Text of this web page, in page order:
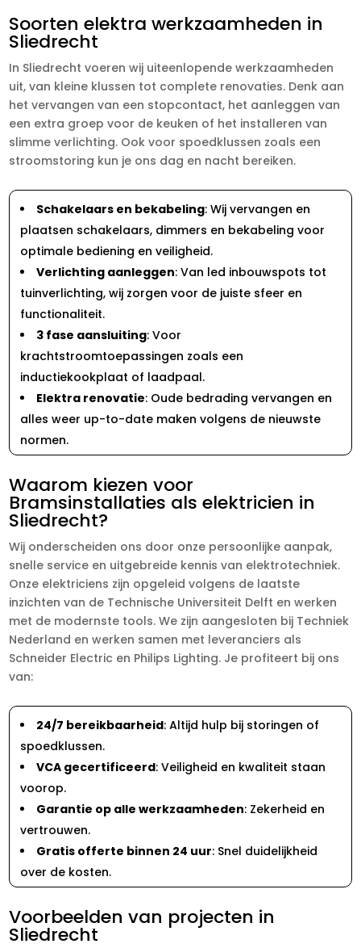
Soorten elektra werkzaamheden in
Sliedrecht
In Sliedrecht voeren wij uiteenlopende werkzaamheden
uit, van kleine klussen tot complete renovaties. Denk aan
het vervangen van een stopcontact, het aanleggen van
een extra groep voor de keuken of het installeren van
slimme verlichting. Ook voor spoedklussen zoals een
stroomstoring kun je ons dag en nacht bereiken.
Schakelaars en bekabeling: Wij vervangen en
plaatsen schakelaars, dimmers en bekabeling voor
optimale bediening en veiligheid.
Verlichting aanleggen: Van led inbouwspots tot
tuinverlichting, wij zorgen voor de juiste sfeer en
functionaliteit.
3 fase aansluiting: Voor
krachtstroomtoepassingen zoals een
inductiekookplaat of laadpaal.
Elektra renovatie: Oude bedrading vervangen en
alles weer up-to-date maken volgens de nieuwste
normen.
Waarom kiezen voor
Bramsinstallaties als elektricien in
Sliedrecht?
Wij onderscheiden ons door onze persoonlijke aanpak,
snelle service en uitgebreide kennis van elektrotechniek.
Onze elektriciens zijn opgeleid volgens de laatste
inzichten van de Technische Universiteit Delft en werken
met de modernste tools. We zijn aangesloten bij Techniek
Nederland en werken samen met leveranciers als
Schneider Electric en Philips Lighting. Je profiteert bij ons
van:
24/7 bereikbaarheid: Altijd hulp bij storingen of
spoedklussen.
VCA gecertificeerd: Veiligheid en kwaliteit staan
voorop.
Garantie op alle werkzaamheden: Zekerheid en
vertrouwen.
Gratis offerte binnen 24 uur: Snel duidelijkheid
over de kosten.
Voorbeelden van projecten in
Sliedrecht